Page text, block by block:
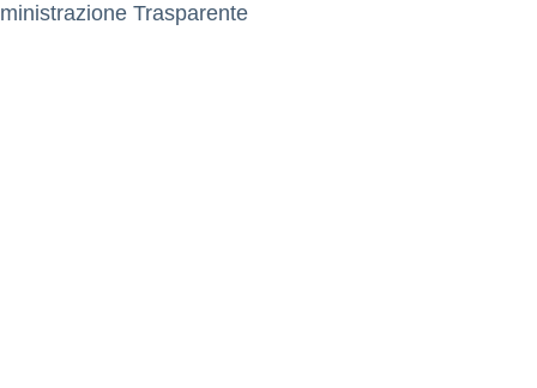
Trasparente